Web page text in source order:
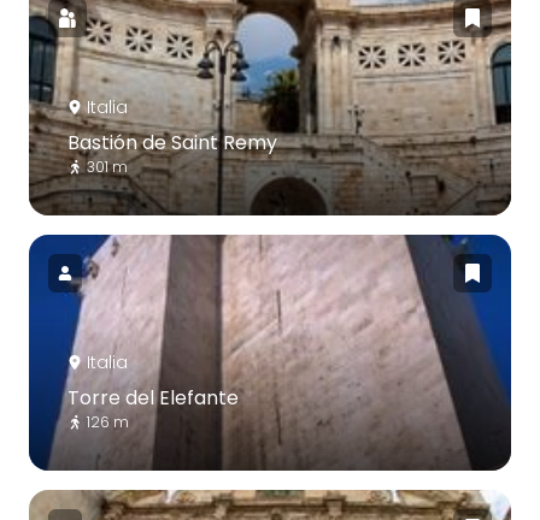
Italia
Bastión de Saint Remy
301 m
Italia
Torre del Elefante
126 m